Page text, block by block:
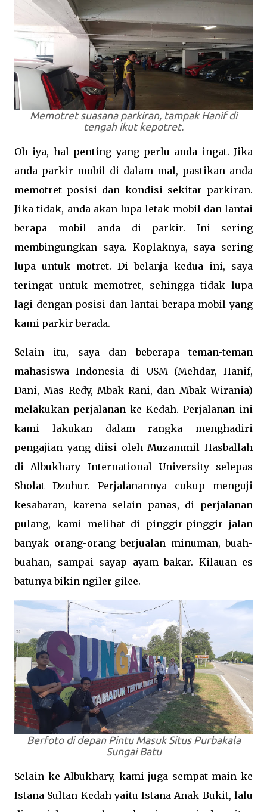
Memotret suasana parkiran, tampak Hanif di
tengah ikut kepotret.
Oh iya, hal penting yang perlu anda ingat. Jika
anda parkir mobil di dalam mal, pastikan anda
memotret posisi dan kondisi sekitar parkiran.
Jika tidak, anda akan lupa letak mobil dan lantai
berapa mobil anda di parkir. Ini sering
membingungkan saya. Koplaknya, saya sering
lupa untuk motret. Di belanja kedua ini, saya
teringat untuk memotret, sehingga tidak lupa
lagi dengan posisi dan lantai berapa mobil yang
kami parkir berada.
Selain itu, saya dan beberapa teman-teman
mahasiswa Indonesia di USM (Mehdar, Hanif,
Dani, Mas Redy, Mbak Rani, dan Mbak Wirania)
melakukan perjalanan ke Kedah. Perjalanan ini
kami lakukan dalam rangka menghadiri
pengajian yang diisi oleh Muzammil Hasballah
di Albukhary International University selepas
Sholat Dzuhur. Perjalanannya cukup menguji
kesabaran, karena selain panas, di perjalanan
pulang, kami melihat di pinggir-pinggir jalan
banyak orang-orang berjualan minuman, buah-
buahan, sampai sayap ayam bakar. Kilauan es
batunya bikin ngiler gilee.
Berfoto di depan Pintu Masuk Situs Purbakala
Sungai Batu
Selain ke Albukhary, kami juga sempat main ke
Istana Sultan Kedah yaitu Istana Anak Bukit, lalu